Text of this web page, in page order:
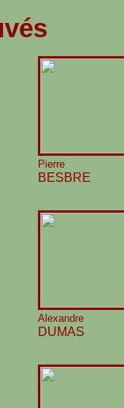
Pierre
BESBRE
Alexandre
DUMAS